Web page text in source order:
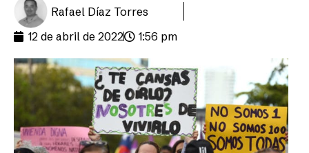
Rafael Díaz Torres
12 de abril de 2022
1:56 pm